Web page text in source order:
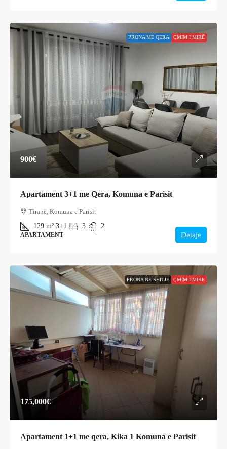
PRONA ME QERA ÇMIM I MIRË
900€
Apartament 3+1 me Qera, Komuna e Parisit
Tiranë, Komuna e Parisit
129 m² 3+1 3 2
APARTAMENT Detaje
PRONA NË SHITJE ÇMIM I MIRË
175,000€
Apartament 1+1 me qera, Kika 1 Komuna e Parisit